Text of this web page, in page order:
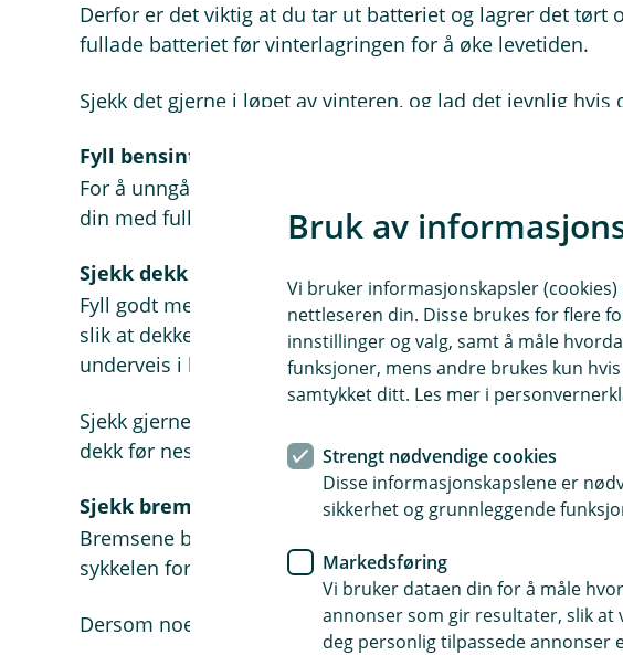
Derfor er det viktig at du tar ut batteriet og lagrer det tørt
fullade batteriet før vinterlagringen for å øke levetiden.
Sjekk det gjerne i løpet av vinteren, og lad det jevnlig hvis
Fyll bensintanken
For å unngå at det dannes kondens i bensintanken, bør du
din med full tank. Kondens kan føre til at tanken ruster.
Sjekk dekk og fyll luft
Fyll godt med luft i dekkene. Det aller beste er å lagre
slik at dekkene ikke er i bakken, men det går også an å
underveis i lagringen.
Sjekk gjerne mønsterdybden på dekkene – da får du
dekk før neste sesong.
Sjekk bremsene
Bremsene bør sjekkes jevnlig. Benytt anledningen til å
sykkelen for vinteren.
Dersom noe bør fikses, har du vinteren på deg til å få
Bruk av
Vi bruker informasjonskapsler
nettleseren din. Disse brukes for flere
innstillinger og valg, samt å måle
funksjoner, mens andre brukes kun
samtykket ditt. Les mer i
Strengt nødvendige cookies
Disse informasjonskapslene er
sikkerhet og grunnleggende
Markedsføring
Vi bruker dataen din for å måle
annonser som gir resultater, slik at
deg personlig tilpassede annonser